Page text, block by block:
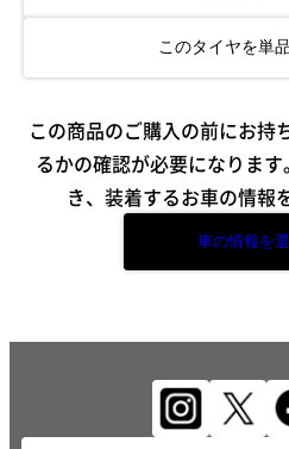
このタイヤを単
この商品のご購入の前にお持
るかの確認が必要になります。
き、装着するお車の情報
車の情報を